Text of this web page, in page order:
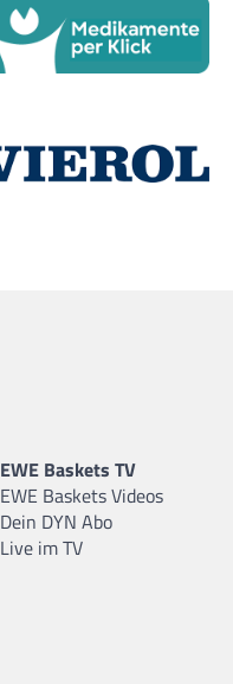
EWE Baskets TV
EWE Baskets Videos
Dein DYN Abo
Live im TV